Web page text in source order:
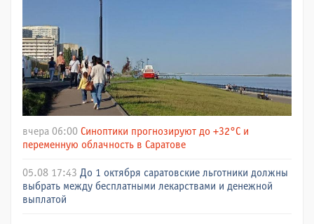
вчера 06:00 Синоптики прогнозируют до +32°C и
переменную облачность в Саратове
05.08 17:43 До 1 октября саратовские льготники должны
выбрать между бесплатными лекарствами и денежной
выплатой